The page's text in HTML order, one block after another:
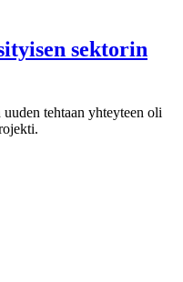
sektorin
tehtaan yhteyteen oli